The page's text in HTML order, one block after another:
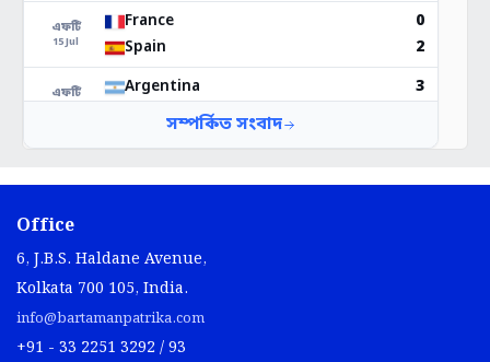
Office
6, J.B.S. Haldane Avenue,
Kolkata 700 105, India.
info@bartamanpatrika.com
+91 - 33 2251 3292 / 93